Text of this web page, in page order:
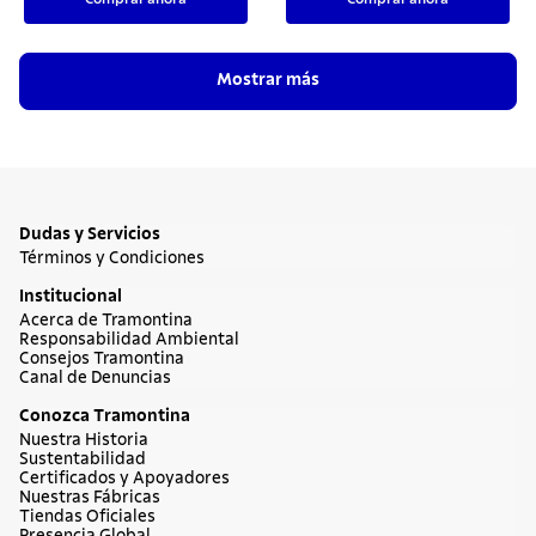
Mostrar más
Dudas y Servicios
Términos y Condiciones
Institucional
Acerca de Tramontina
Responsabilidad Ambiental
Consejos Tramontina
Canal de Denuncias
Conozca Tramontina
Nuestra Historia
Sustentabilidad
Certificados y Apoyadores
Nuestras Fábricas
Tiendas Oficiales